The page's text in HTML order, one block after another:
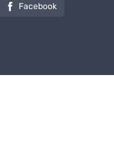
Facebook